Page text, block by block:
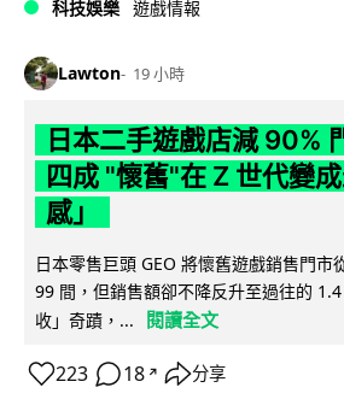
科技娛樂 遊戲情報
Lawton 19 小時
日本二手遊戲店減 90%
四成 "懷舊"在 Z 世代變
感」
日本零售巨頭 GEO 將懷舊遊戲銷售門市
99 間，但銷售額卻不降反升至過往的
收」奇蹟，...
閱讀全文
223 18 ↗ 分享